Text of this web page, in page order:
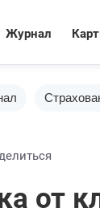
Журнал
от